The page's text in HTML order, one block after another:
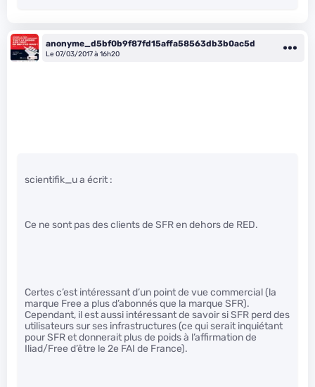
anonyme_d5bf0b9f87fd15affa58563db3b0ac5d
Le 07/03/2017 à 16h20
scientifik_u a écrit :
Ce ne sont pas des clients de SFR en dehors de RED.
Certes c’est intéressant d’un point de vue commercial (la
marque Free a plus d’abonnés que la marque SFR).
Cependant, il est aussi intéressant de savoir si SFR perd des
utilisateurs sur ses infrastructures (ce qui serait inquiétant
pour SFR et donnerait plus de poids à l’affirmation de
Iliad/Free d’être le 2e FAI de France).